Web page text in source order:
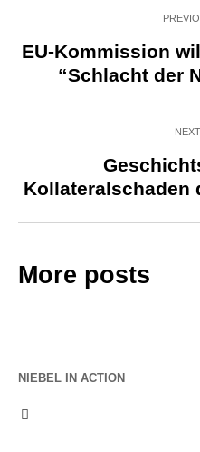
EU-Kommission
“Schlacht der
Kollateralschaden
More posts
NIEBEL IN ACTION